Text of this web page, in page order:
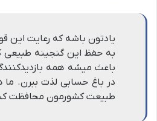
یادتون باشه که رعایت این
به حفظ این گنجینه طبیعی
باعث میشه همه
در باغ حسابی لذت ببرن. ما
طبیعت کشورمون محافظت